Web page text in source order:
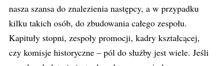
nasza szansa do znalezienia następcy, a w przypadku
kilku takich osób, do zbudowania całego zespołu.
Kapituły stopni, zespoły promocji, kadry kształcącej,
czy komisje historyczne – pól do służby jest wiele. Jeśli